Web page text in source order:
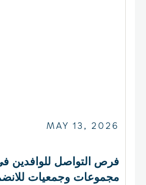
MAY 13, 2026
فرص التواصل للوافدين
مجموعات وجمعيات